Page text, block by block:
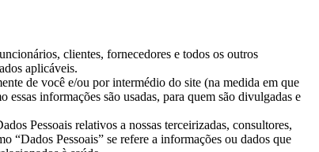
clientes, fornecedores e todos os outros
aplicáveis.
de você e/ou por intermédio do site (na medida em que
informações são usadas, para quem são divulgadas e
Pessoais relativos a nossas terceirizadas, consultores,
“Dados Pessoais” se refere a informações ou dados que